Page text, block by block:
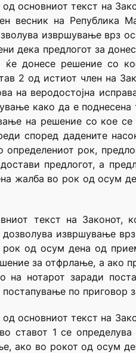
основниот текст на
весник на Република
извршување врз
дека предлогот за
ќе донесе решение со
2 од истиот член на
на веродостојна
како да е
на решение со кое
според дадените
определениот рок,
предлогот, а
жалба во рок од осум
текст на Законот,
извршување
од осум дена од
за отфрлање, а ако
на нотарот заради
по приговор
основниот текст на
ставот 1 се
ако во рокот од осум